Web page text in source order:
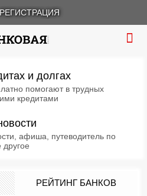
РЕГИСТРАЦИЯ
и долгах
помогают в трудных
кредитами
афиша, путеводитель по
РЕЙТИНГ БАНКОВ